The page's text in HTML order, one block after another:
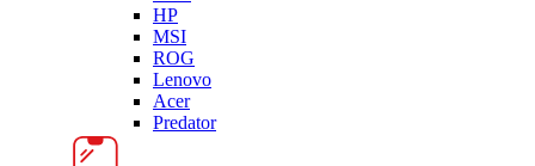
HP
MSI
ROG
Lenovo
Acer
Predator